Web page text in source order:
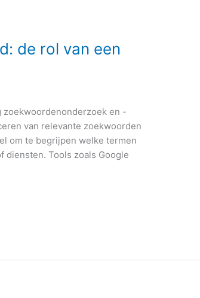
de rol van een
en -
van relevante zoekwoorden
om te begrijpen welke termen
diensten. Tools zoals Google